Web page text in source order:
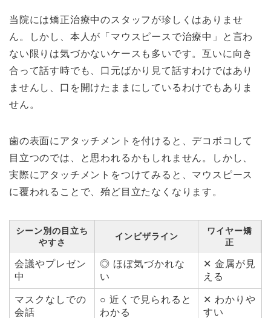
当院には矯正治療中のスタッフが珍しくはありませ
ん。しかし、本人が「マウスピースで治療中」と言わ
ない限りは気づかないケースも多いです。互いに向き
合って話す時でも、口元ばかり見て話すわけではあり
ませんし、口を開けたままにしているわけでもありま
せん。
歯の表面にアタッチメントを付けると、デコボコして
目立つのでは、と思われるかもしれません。しかし、
実際にアタッチメントをつけてみると、マウスピース
に覆われることで、殆ど目立たなくなります。
シーン別の目立ち
やすさ
インビザライン
ワイヤー矯
正
会議やプレゼン
中
◎ ほぼ気づかれな
い
✕ 金属が見
える
マスクなしでの
会話
○ 近くで見られると
わかる
✕ わかりや
すい